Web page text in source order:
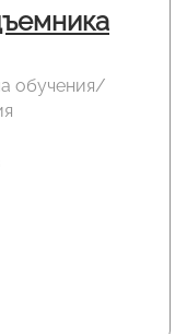
обучения/